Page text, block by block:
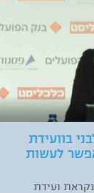
בוועידת
לעשות
ועידת